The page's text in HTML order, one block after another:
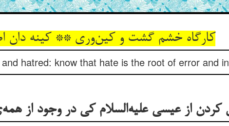
کارگاه خشم گشت و کین‌وری ** کینه دان
hatred: know that hate is the root of error and
کردن از عیسی علیه‌السلام کی در وجود از